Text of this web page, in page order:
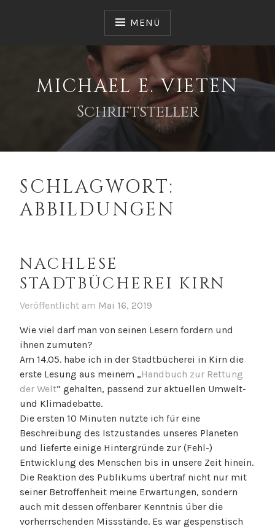
MENÜ
MICHAEL E. VIETEN
Schriftsteller
SCHLAGWORT:
ABBILDUNGEN
NACHLESE
STADTBÜCHEREI KIRN
Veröffentlicht am Mai 16, 2019
Wie viel darf man von seinen Lesern fordern und
ihnen zumuten?
Am 14.05. habe ich in der Stadtbücherei in Kirn die
erste Lesung aus meinem „Handbuch zur Rettung
der Welt“ gehalten, passend zur aktuellen Umwelt-
und Klimadebatte.
Die ersten 10 Minuten nutzte ich für eine
Beschreibung des Istzustandes unseres Planeten
und lieferte einige Hintergründe zur (Fehl-)
Entwicklung des Menschen bis in unsere Zeit hinein.
Die Reaktion des Publikums übertraf nicht nur mit
seiner Betroffenheit meine Erwartungen, sondern
auch mit dessen offenbarer Kenntnis über die
vorherrschenden Missstände. Es war gespenstisch